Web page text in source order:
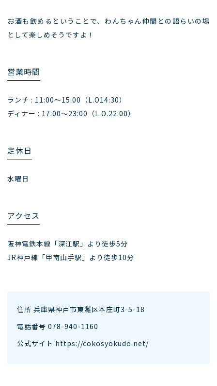
お酒も飲めるということで、わんちゃん仲間との語らいの場
として楽しめそうですよ！
営業時間
ランチ : 11:00～15:00（L.O14:30）
ディナー : 17:00～23:00（L.O.22:00）
定休日
水曜日
アクセス
阪神電鉄本線「深江駅」より徒歩5分
JR神戸線「甲南山手駅」より徒歩10分
住所 兵庫県神戸市東灘区本庄町3-5-18
電話番号 078-940-1160
公式サイト https://cokosyokudo.net/